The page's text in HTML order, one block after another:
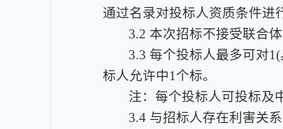
通过名录对投标人资质条件进
3.2 本次招标不接受联合体
3.3 每个投标人最多可对
标人允许中1个标。
注：每个投标人可投标及
3.4 与招标人存在利害关